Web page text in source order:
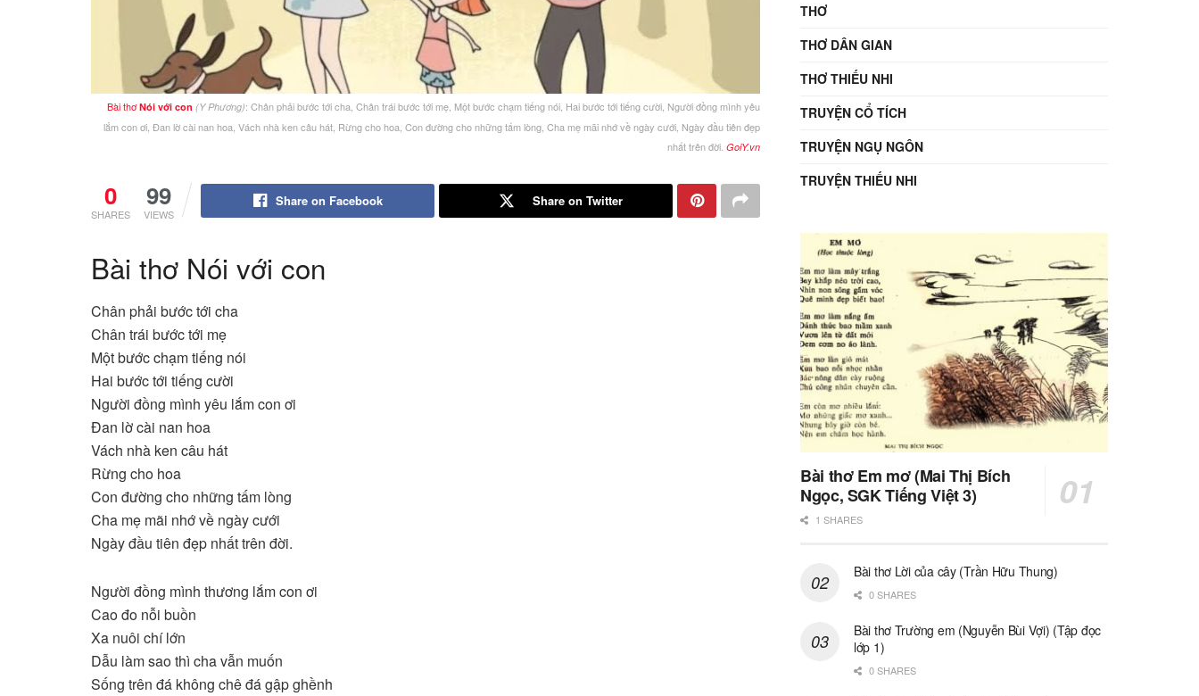
Bài thơNói với con (Y Phương): Chân phải bước tới cha, Chân trái bước tới mẹ, Một bước chạm tiếng nói, Hai bước tới tiếng cười, Người đồng mình yêu
lắm con ơi, Đan lờ cài nan hoa, Vách nhà ken câu hát, Rừng cho hoa, Con đường cho những tấm lòng, Cha mẹ mãi nhớ về ngày cưới, Ngày đầu tiên đẹp
nhất trên đời. GoiY.vn
0
SHARES
99
VIEWS
Share on Facebook Share on Twitter
Bài thơ Nói với con
Chân phải bước tới cha
Chân trái bước tới mẹ
Một bước chạm tiếng nói
Hai bước tới tiếng cười
Người đồng mình yêu lắm con ơi
Đan lờ cài nan hoa
Vách nhà ken câu hát
Rừng cho hoa
Con đường cho những tấm lòng
Cha mẹ mãi nhớ về ngày cưới
Ngày đầu tiên đẹp nhất trên đời.
Người đồng mình thương lắm con ơi
Cao đo nỗi buồn
Xa nuôi chí lớn
Dẫu làm sao thì cha vẫn muốn
Sống trên đá không chê đá gập ghềnh
THƠ
THƠ DÂN GIAN
THƠ THIẾU NHI
TRUYỆN CỔ TÍCH
TRUYỆN NGỤ NGÔN
TRUYỆN THIẾU NHI
Bài thơ Em mơ (Mai Thị Bích
Ngọc, SGK Tiếng Việt 3)
1 SHARES
Bài thơ Lời của cây (Trần Hữu Thung)
0 SHARES
Bài thơ Trường em (Nguyễn Bùi Vợi) (Tập đọc
lớp 1)
0 SHARES